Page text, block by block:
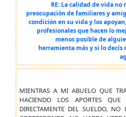
RE: La calidad de vida
preocupación de familiares y
condición en su vida y los
profesionales que hacen lo
menos posible de
herramienta más y si lo decís
MIENTRAS A MI ABUELO QUE
HACIENDO LOS APORTES QUE
DIRECTAMENTE DEL SUELDO,